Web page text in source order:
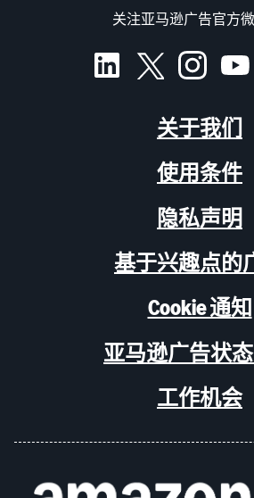
关注亚马逊广告官方
关于我们
使用条件
隐私声明
基于兴趣点的
Cookie 通知
亚马逊广告状
工作机会